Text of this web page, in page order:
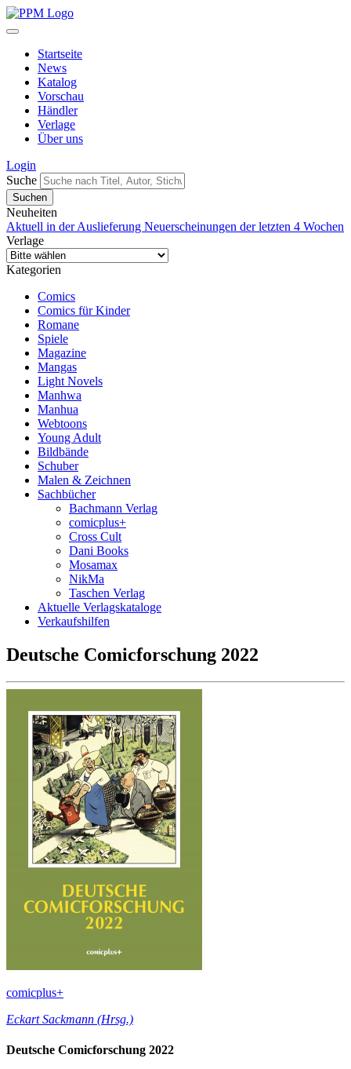
Startseite
News
Katalog
Vorschau
Händler
Verlage
Über uns
Login
Suche
Neuheiten
Aktuell in der Auslieferung Neuerscheinungen der letzten 4 Wochen
Verlage
Kategorien
Comics
Comics für Kinder
Romane
Spiele
Magazine
Mangas
Light Novels
Manhwa
Manhua
Webtoons
Young Adult
Bildbände
Schuber
Malen & Zeichnen
Sachbücher
Bachmann Verlag
comicplus+
Cross Cult
Dani Books
Mosamax
NikMa
Taschen Verlag
Aktuelle Verlagskataloge
Verkaufshilfen
Deutsche Comicforschung 2022
comicplus+
Eckart Sackmann (Hrsg.)
Deutsche Comicforschung 2022